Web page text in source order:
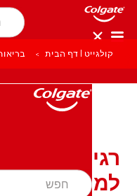
קולגייט | דף הבית
רגישות
למה לצפות